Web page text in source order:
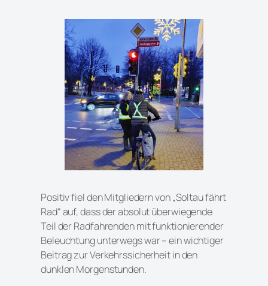
Positiv fiel den Mitgliedern von „Soltau fährt
Rad“ auf, dass der absolut überwiegende
Teil der Radfahrenden mit funktionierender
Beleuchtung unterwegs war – ein wichtiger
Beitrag zur Verkehrssicherheit in den
dunklen Morgenstunden.